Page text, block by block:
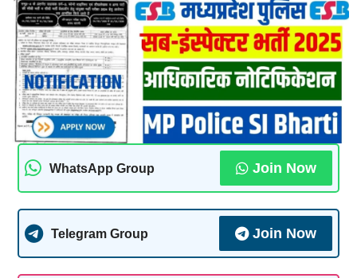
WhatsApp Group Join Now
Telegram Group Join Now